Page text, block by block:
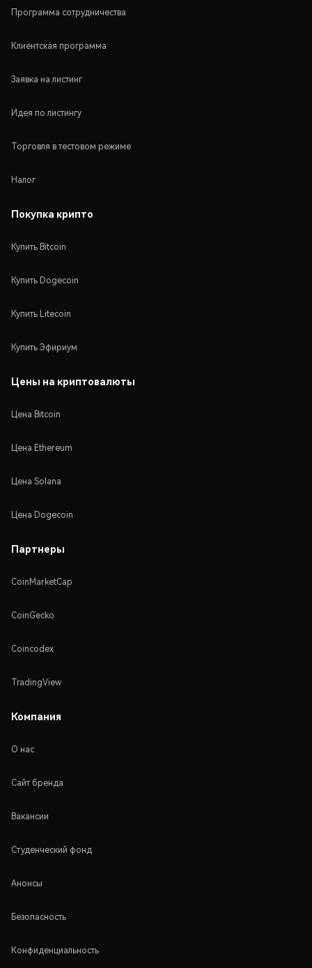
Программа сотрудничества
Клиентская программа
Заявка на листинг
Идея по листингу
Торговля в тестовом режиме
Налог
Покупка крипто
Купить Bitcoin
Купить Dogecoin
Купить Litecoin
Купить Эфириум
Цены на криптовалюты
Цена Bitcoin
Цена Ethereum
Цена Solana
Цена Dogecoin
Партнеры
CoinMarketCap
CoinGecko
Coincodex
TradingView
Компания
О нас
Сайт бренда
Вакансии
Студенческий фонд
Анонсы
Безопасность
Конфиденциальность